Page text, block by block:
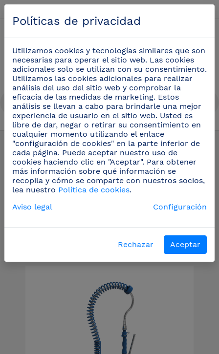
Grifos profesionales (105)
Recambios y accesorios para
grifos
Políticas de privacidad
Utilizamos cookies y tecnologías similares que son
necesarias para operar el sitio web. Las cookies
adicionales solo se utilizan con su consentimiento.
Utilizamos las cookies adicionales para realizar
análisis del uso del sitio web y comprobar la
eficacia de las medidas de marketing. Estos
análisis se llevan a cabo para brindarle una mejor
experiencia de usuario en el sitio web. Usted es
libre de dar, negar o retirar su consentimiento en
cualquier momento utilizando el enlace
"configuración de cookies" en la parte inferior de
cada página. Puede aceptar nuestro uso de
cookies haciendo clic en "Aceptar". Para obtener
más información sobre qué información se
recopila y cómo se comparte con nuestros socios,
lea nuestro Política de cookies.
Aviso legal
Configuración
Rechazar Aceptar